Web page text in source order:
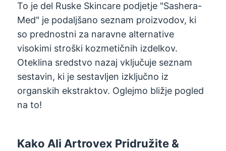
To je del Ruske Skincare podjetje "Sashera-
Med" je podaljšano seznam proizvodov, ki
so prednostni za naravne alternative
visokimi stroški kozmetičnih izdelkov.
Oteklina sredstvo nazaj vključuje seznam
sestavin, ki je sestavljen izključno iz
organskih ekstraktov. Oglejmo bližje pogled
na to!
Kako Ali Artrovex Pridružite &